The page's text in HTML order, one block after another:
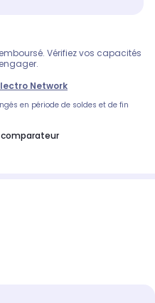
Vérifiez vos capacités
Network
en période de soldes et de fin